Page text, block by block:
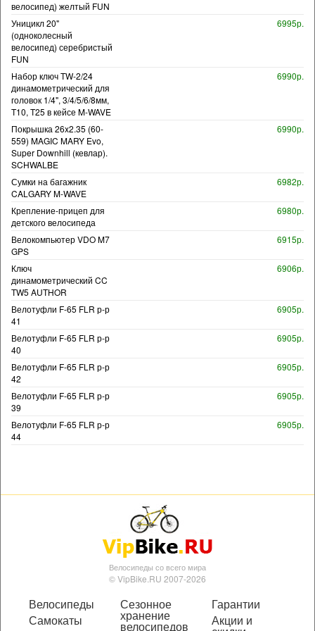
велосипед) желтый FUN
Уницикл 20"
(одноколесный
велосипед) серебристый
FUN
6995р.
Набор ключ TW-2/24
динамометрический для
головок 1/4", 3/4/5/6/8мм,
T10, T25 в кейсе M-WAVE
6990р.
Покрышка 26x2.35 (60-
559) MAGIC MARY Evo,
Super Downhill (кевлар).
SCHWALBE
6990р.
Сумки на багажник
CALGARY M-WAVE
6982р.
Крепление-прицеп для
детского велосипеда
6980р.
Велокомпьютер VDO M7
GPS
6915р.
Ключ
динамометрический CC
TW5 AUTHOR
6906р.
Велотуфли F-65 FLR р-р
41
6905р.
Велотуфли F-65 FLR р-р
40
6905р.
Велотуфли F-65 FLR р-р
42
6905р.
Велотуфли F-65 FLR р-р
39
6905р.
Велотуфли F-65 FLR р-р
44
6905р.
Велосипеды со всего мира
© VipBike.RU 2007-2026
Велосипеды
Самокаты
Сезонное
хранение
велосипедов
Гарантии
Акции и